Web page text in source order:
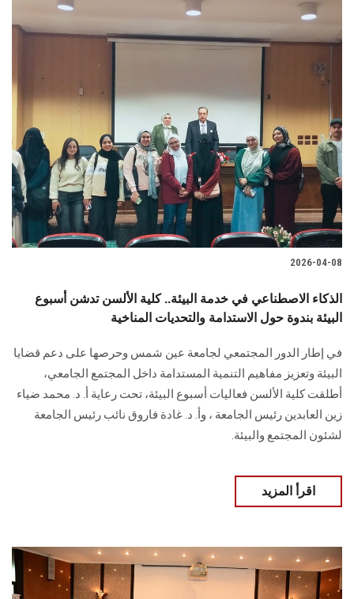
الأنظمة الذكية
تواصل معنا
الطلاب
هيئة التدريس
الدراسات العليا
الزائـرون
سجل الان
2026-04-08
الذكاء الاصطناعي في خدمة البيئة.. كلية الألسن تدشن أسبوع
البيئة بندوة حول الاستدامة والتحديات المناخية
في إطار الدور المجتمعي لجامعة عين شمس وحرصها على دعم قضايا
البيئة وتعزيز مفاهيم التنمية المستدامة داخل المجتمع الجامعي،
أطلقت كلية الألسن فعاليات أسبوع البيئة، تحت رعاية أ. د. محمد ضياء
زين العابدين رئيس الجامعة ، وأ. د. غادة فاروق نائب رئيس الجامعة
لشئون المجتمع والبيئة.
اقرأ المزيد